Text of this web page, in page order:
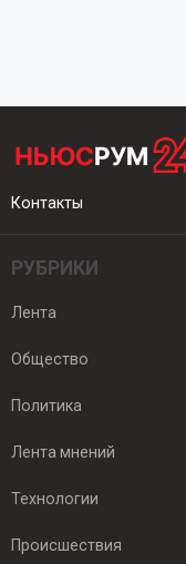
Контакты
РУБРИКИ
Лента
Общество
Политика
Лента мнений
Технологии
Происшествия